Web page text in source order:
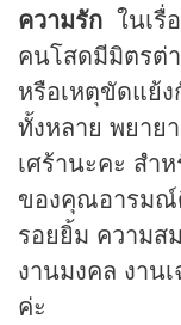
ความรัก ในเรื่
คนโสดมีมิตรต่
หรือเหตุขัดแย้
ทั้งหลาย พยาย
เศร้านะคะ ส
ของคุณอารมณ์
รอยยิ้ม ความส
งานมงคล งาน
ค่ะ